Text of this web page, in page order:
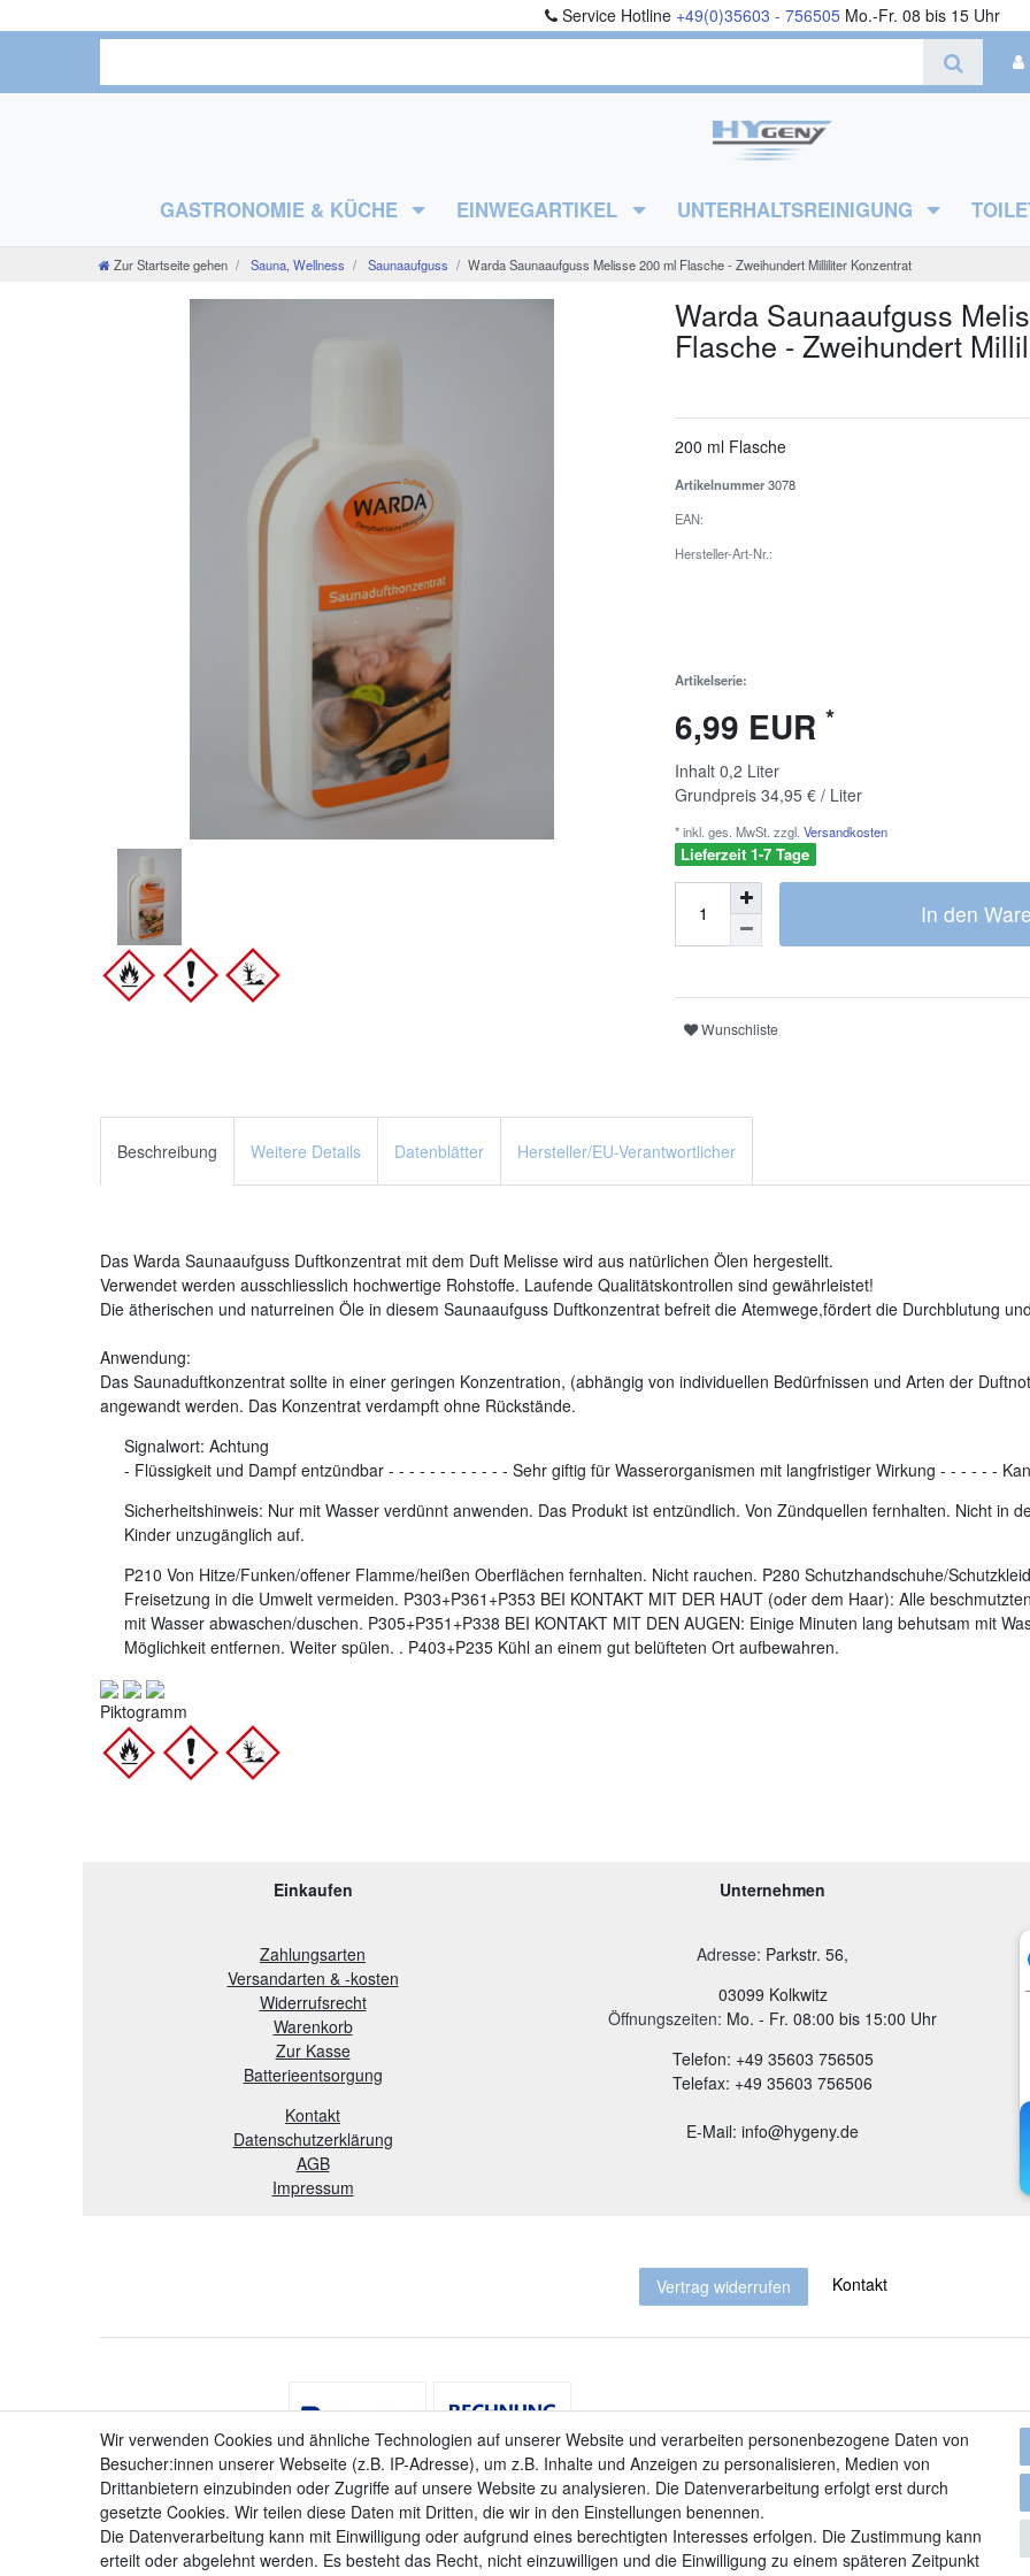
Service Hotline +49(0)35603 - 756505 Mo.-Fr. 08 bis 15 Uhr
GASTRONOMIE & KÜCHE EINWEGARTIKEL UNTERHALTSREINIGUNG
Zur Startseite gehen Sauna, Wellness Saunaaufguss Warda Saunaaufguss Melisse 200 ml Flasche - Zweihundert Milliliter Konzentrat
Warda Saunaaufguss
Flasche - Zweihundert
200 ml Flasche
Artikelnummer3078
EAN:
Hersteller-Art-Nr.:
Artikelserie:
6,99 EUR *
Inhalt 0,2 Liter
Grundpreis 34,95 € / Liter
* inkl. ges. MwSt. zzgl. Versandkosten
Lieferzeit 1-7 Tage
In den
Wunschliste
Beschreibung Weitere Details Datenblätter Hersteller/EU-Verantwortlicher
Das Warda Saunaaufguss Duftkonzentrat mit dem Duft Melisse wird aus natürlichen Ölen hergestellt.
Verwendet werden ausschliesslich hochwertige Rohstoffe. Laufende Qualitätskontrollen sind gewährleistet!
Die ätherischen und naturreinen Öle in diesem Saunaaufguss Duftkonzentrat befreit die Atemwege,fördert die Durchblutung
Anwendung:
Das Saunaduftkonzentrat sollte in einer geringen Konzentration, (abhängig von individuellen Bedürfnissen und Arten der
angewandt werden. Das Konzentrat verdampft ohne Rückstände.
Signalwort: Achtung
- Flüssigkeit und Dampf entzündbar - - - - - - - - - - - - Sehr giftig für Wasserorganismen mit langfristiger Wirkung - - - - - -
Sicherheitshinweis: Nur mit Wasser verdünnt anwenden. Das Produkt ist entzündlich. Von Zündquellen fernhalten. Nicht in
Kinder unzugänglich auf.
P210 Von Hitze/Funken/offener Flamme/heißen Oberflächen fernhalten. Nicht rauchen. P280 Schutzhandschuhe/
Freisetzung in die Umwelt vermeiden. P303+P361+P353 BEI KONTAKT MIT DER HAUT (oder dem Haar): Alle
mit Wasser abwaschen/duschen. P305+P351+P338 BEI KONTAKT MIT DEN AUGEN: Einige Minuten lang behutsam mit
Möglichkeit entfernen. Weiter spülen. . P403+P235 Kühl an einem gut belüfteten Ort aufbewahren.
Piktogramm
Einkaufen
Zahlungsarten
Versandarten & -kosten
Widerrufsrecht
Warenkorb
Zur Kasse
Batterieentsorgung
Kontakt
Datenschutzerklärung
AGB
Impressum
Unternehmen
Adresse: Parkstr. 56,
03099 Kolkwitz
Öffnungszeiten: Mo. - Fr. 08:00 bis 15:00 Uhr
Telefon: +49 35603 756505
Telefax: +49 35603 756506
E-Mail: info@hygeny.de
Vertrag widerrufen Kontakt
Wir verwenden Cookies und ähnliche Technologien auf unserer Website und verarbeiten personenbezogene Daten von
Besucher:innen unserer Webseite (z.B. IP-Adresse), um z.B. Inhalte und Anzeigen zu personalisieren, Medien von
Drittanbietern einzubinden oder Zugriffe auf unsere Website zu analysieren. Die Datenverarbeitung erfolgt erst durch
gesetzte Cookies. Wir teilen diese Daten mit Dritten, die wir in den Einstellungen benennen.
Die Datenverarbeitung kann mit Einwilligung oder aufgrund eines berechtigten Interesses erfolgen. Die Zustimmung kann
erteilt oder abgelehnt werden. Es besteht das Recht, nicht einzuwilligen und die Einwilligung zu einem späteren Zeitpunkt